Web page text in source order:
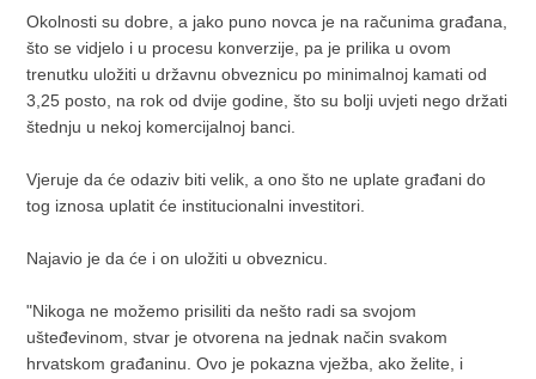
Okolnosti su dobre, a jako puno novca je na računima građana,
što se vidjelo i u procesu konverzije, pa je prilika u ovom
trenutku uložiti u državnu obveznicu po minimalnoj kamati od
3,25 posto, na rok od dvije godine, što su bolji uvjeti nego držati
štednju u nekoj komercijalnoj banci.
Vjeruje da će odaziv biti velik, a ono što ne uplate građani do
tog iznosa uplatit će institucionalni investitori.
Najavio je da će i on uložiti u obveznicu.
"Nikoga ne možemo prisiliti da nešto radi sa svojom
ušteđevinom, stvar je otvorena na jednak način svakom
hrvatskom građaninu. Ovo je pokazna vježba, ako želite, i